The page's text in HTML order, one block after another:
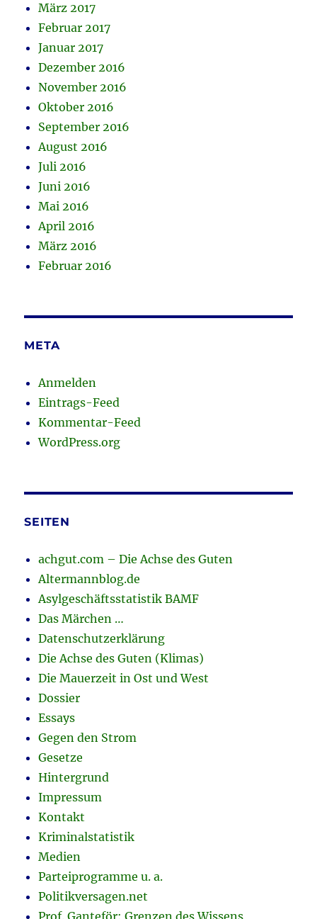
März 2017
Februar 2017
Januar 2017
Dezember 2016
November 2016
Oktober 2016
September 2016
August 2016
Juli 2016
Juni 2016
Mai 2016
April 2016
März 2016
Februar 2016
META
Anmelden
Eintrags-Feed
Kommentar-Feed
WordPress.org
SEITEN
achgut.com – Die Achse des Guten
Altermannblog.de
Asylgeschäftsstatistik BAMF
Das Märchen …
Datenschutzerklärung
Die Achse des Guten (Klimas)
Die Mauerzeit in Ost und West
Dossier
Essays
Gegen den Strom
Gesetze
Hintergrund
Impressum
Kontakt
Kriminalstatistik
Medien
Parteiprogramme u. a.
Politikversagen.net